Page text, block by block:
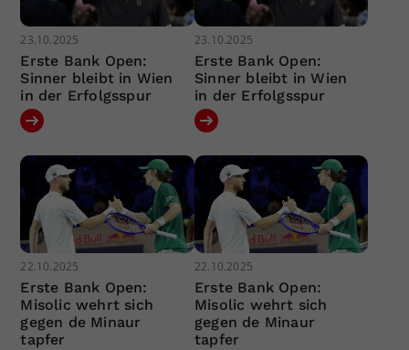
23.10.2025
Erste Bank Open:
Sinner bleibt in Wien
in der Erfolgsspur
23.10.2025
Erste Bank Open:
Sinner bleibt in Wien
in der Erfolgsspur
22.10.2025
Erste Bank Open:
Misolic wehrt sich
gegen de Minaur
tapfer
22.10.2025
Erste Bank Open:
Misolic wehrt sich
gegen de Minaur
tapfer